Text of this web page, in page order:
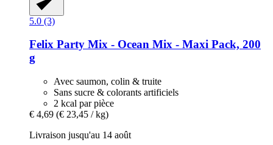
5.0 (3)
Felix Party Mix -​ Ocean Mix -​ Maxi Pack, 200
g
Avec saumon, colin & truite
Sans sucre & colorants artificiels
2 kcal par pièce
€ 4,69 (€ 23,45 / kg)
Livraison jusqu'au 14 août